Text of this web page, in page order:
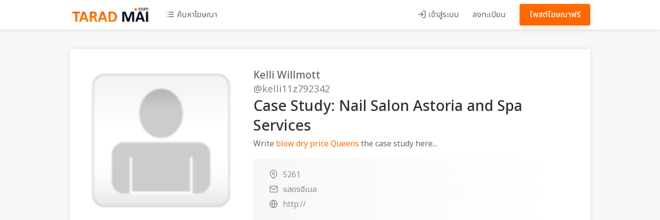
ค้นหาโฆษณา เข้าสู่ระบบ ลงทะเบียน โพสต์โฆษณาฟรี
Kelli Willmott
@kelli11z792342
Case Study: Nail Salon Astoria and Spa
Services
Write blow dry price Queens the case study here...
5261
แสดงอีเมล
http://